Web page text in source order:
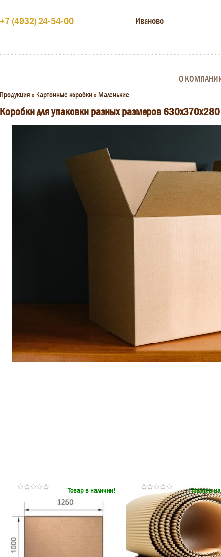
+7 (4932) 24-54-00 Иваново
О
Продукция » Картонные коробки» Маленькие
Коробки для упаковки разных размеров 630x370x280
Товар в наличии! Товар в